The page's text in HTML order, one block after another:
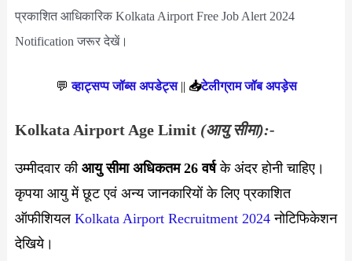
प्रकाशित आधिकारिक Kolkata Airport Free Job Alert 2024
Notification जरूर देखें।
💬 व्हाट्सप्प जॉब्स अपडेट्स|| 📥टेलीग्राम जॉब अपड़ेस
Kolkata Airport Age Limit (आयु सीमा):-
उम्मीदवार की आयु सीमा अधिकतम 26 वर्षके अंदर होनी चाहिए।
कृपया आयु में छूट एवं अन्य जानकारियों के लिए प्रकाशित
ऑफीशियल Kolkata Airport Recruitment 2024नोटिफिकेशन
देखिये।